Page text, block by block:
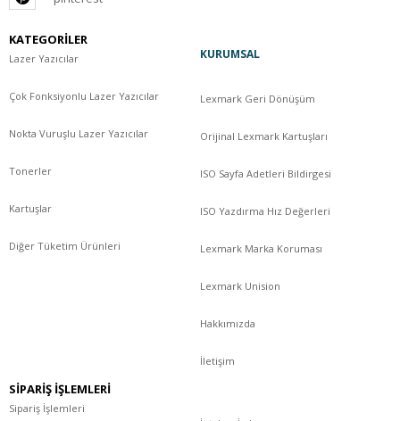
KATEGORİLER
Lazer Yazıcılar
Çok Fonksiyonlu Lazer Yazıcılar
Nokta Vuruşlu Lazer Yazıcılar
Tonerler
Kartuşlar
Diğer Tüketim Ürünleri
KURUMSAL
Lexmark Geri Dönüşüm
Orijinal Lexmark Kartuşları
ISO Sayfa Adetleri Bildirgesi
ISO Yazdırma Hız Değerleri
Lexmark Marka Koruması
Lexmark Unision
Hakkımızda
İletişim
SİPARİŞ İŞLEMLERİ
Sipariş İşlemleri